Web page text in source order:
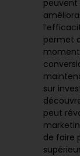
peuvent
permet
sur
peut
de faire